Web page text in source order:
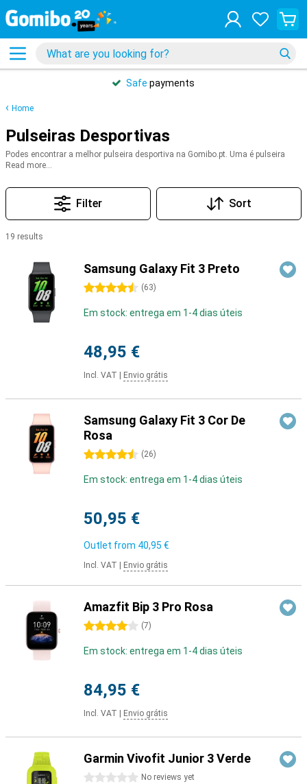
Safe payments
Home
Pulseiras Desportivas
Podes encontrar a melhor pulseira desportiva na Gomibo.pt. Uma é pulseira
desportiva também chamada de smartband. São relógios inteligentes que se
pedómetro, mas também registam o teu sono. Também podes utilizá-la para
desportos, como corrida, ciclismo ou natação. Abaixo, encontrarás as
melhores pulseiras desportivas da Garmin, Samsung e, claro, Fitbit.
Read more...
Filter Sort
19 results
Samsung Galaxy Fit 3 Preto
4.5 stars (63)
Em stock: entrega em 1-4 dias úteis
48,95 €
Incl. VAT Envio grátis
Samsung Galaxy Fit 3 Cor De
Rosa
4.5 stars (26)
Em stock: entrega em 1-4 dias úteis
50,95 €
Outlet from 40,95 €
Incl. VAT Envio grátis
Amazfit Bip 3 Pro Rosa
4 stars (7)
Em stock: entrega em 1-4 dias úteis
84,95 €
Incl. VAT Envio grátis
Garmin Vivofit Junior 3 Verde
0 stars No reviews yet